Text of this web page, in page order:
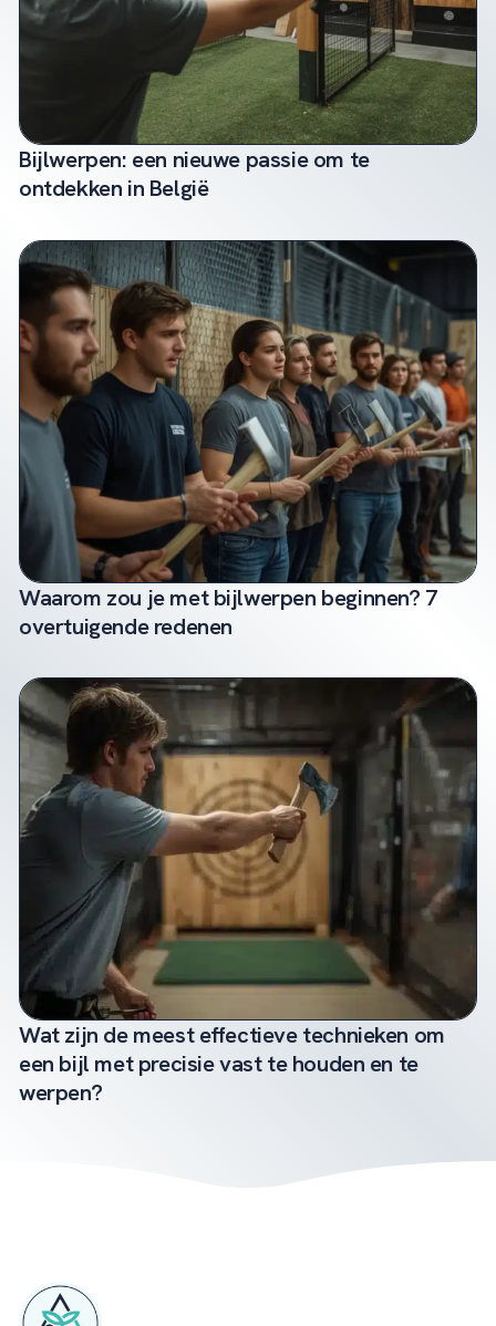
Bijlwerpen: een nieuwe passie om te
ontdekken in België
Waarom zou je met bijlwerpen beginnen? 7
overtuigende redenen
Wat zijn de meest effectieve technieken om
een bijl met precisie vast te houden en te
werpen?